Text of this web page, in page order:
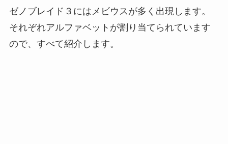
ゼノブレイド３にはメビウスが多く出現します。
それぞれアルファベットが割り当てられています
ので、すべて紹介します。